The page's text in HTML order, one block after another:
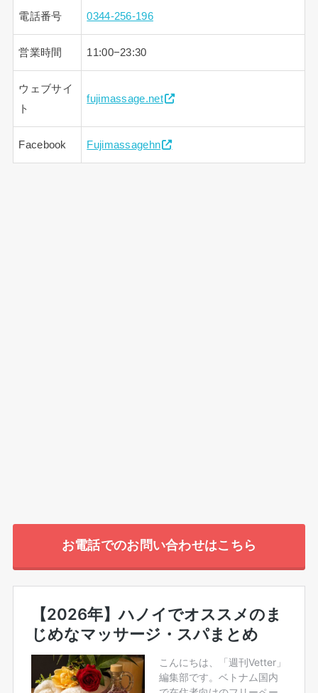
電話番号 0344-256-196
営業時間 11:00−23:30
ウェブサイ
ト
fujimassage.net
Facebook Fujimassagehn
お電話でのお問い合わせはこちら